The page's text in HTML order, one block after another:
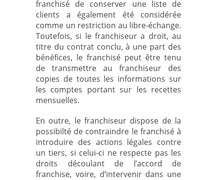
franchisé de conserver une liste de
clients a également été considérée
comme un restriction au libre-échange.
Toutefois, si le franchiseur a droit, au
titre du contrat conclu, à une part des
bénéfices, le franchisé peut être tenu
de transmettre au franchiseur des
copies de toutes les informations sur
les comptes portant sur les recettes
mensuelles.
En outre, le franchiseur dispose de la
possibilté de contraindre le franchisé à
introduire des actions légales contre
un tiers, si celui-ci ne respecte pas les
droits découlant de l’accord de
franchise, voire, d’intervenir dans une